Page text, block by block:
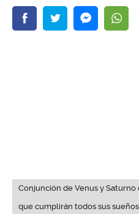
Conjunción de Venus y Saturno
que cumplirán todos sus sueños